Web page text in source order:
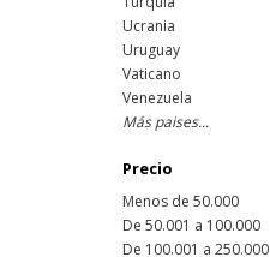
Ucrania
Uruguay
Vaticano
Venezuela
Más paises...
Precio
Menos de 50.000
De 50.001 a 100.000
De 100.001 a 250.000